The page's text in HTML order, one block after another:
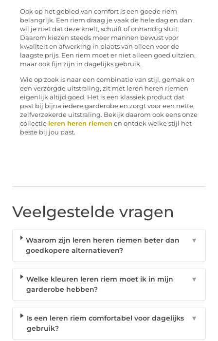
Ook op het gebied van comfort is een goede riem
belangrijk. Een riem draag je vaak de hele dag en dan
wil je niet dat deze knelt, schuift of onhandig sluit.
Daarom kiezen steeds meer mannen bewust voor
kwaliteit en afwerking in plaats van alleen voor de
laagste prijs. Een riem moet er niet alleen goed uitzien,
maar ook fijn zijn in dagelijks gebruik.
Wie op zoek is naar een combinatie van stijl, gemak en
een verzorgde uitstraling, zit met leren heren riemen
eigenlijk altijd goed. Het is een klassiek product dat
past bij bijna iedere garderobe en zorgt voor een nette,
zelfverzekerde uitstraling. Bekijk daarom ook eens onze
collectie leren heren riemen en ontdek welke stijl het
beste bij jou past.
Veelgestelde vragen
Waarom zijn leren heren riemen beter dan
goedkopere alternatieven?
▼
Welke kleuren leren riem moet ik in mijn
garderobe hebben?
▼
Is een leren riem comfortabel voor dagelijks
gebruik?
▼